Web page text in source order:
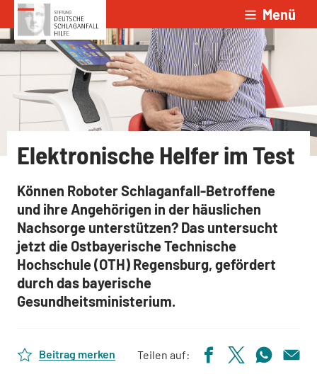
Zum Inhalt springen Menü
Elektronische Helfer im Test
Können Roboter Schlaganfall-Betroffene
und ihre Angehörigen in der häuslichen
Nachsorge unterstützen? Das untersucht
jetzt die Ostbayerische Technische
Hochschule (OTH) Regensburg, gefördert
durch das bayerische
Gesundheitsministerium.
Beitrag merken Teilen auf: